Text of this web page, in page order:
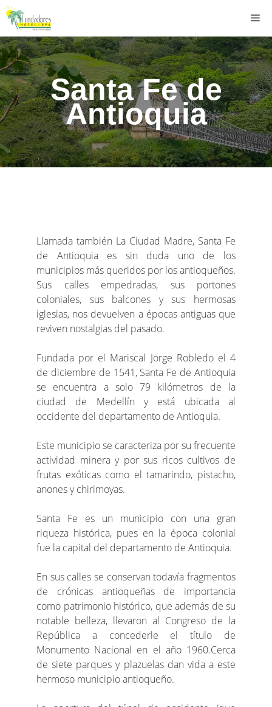
Santa Fe de
Antioquia
Llamada también La Ciudad Madre, Santa Fe
de Antioquia es sin duda uno de los
municipios más queridos por los antioqueños.
Sus calles empedradas, sus portones
coloniales, sus balcones y sus hermosas
iglesias, nos devuelven a épocas antiguas que
reviven nostalgias del pasado.
Fundada por el Mariscal Jorge Robledo el 4
de diciembre de 1541, Santa Fe de Antioquia
se encuentra a solo 79 kilómetros de la
ciudad de Medellín y está ubicada al
occidente del departamento de Antioquia.
Este municipio se caracteriza por su frecuente
actividad minera y por sus ricos cultivos de
frutas exóticas como el tamarindo, pistacho,
anones y chirimoyas.
Santa Fe es un municipio con una gran
riqueza histórica, pues en la época colonial
fue la capital del departamento de Antioquia.
En sus calles se conservan todavía fragmentos
de crónicas antioqueñas de importancia
como patrimonio histórico, que además de su
notable belleza, llevaron al Congreso de la
República a concederle el título de
Monumento Nacional en el año 1960.Cerca
de siete parques y plazuelas dan vida a este
hermoso municipio antioqueño.